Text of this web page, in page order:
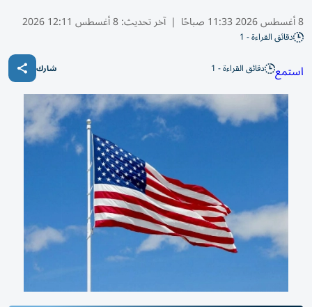
8 أغسطس 2026 11:33 صباحًا | آخر تحديث:8 أغسطس 12:11 2026
دقائق القراءة - 1
استمع دقائق القراءة - 1 شارك